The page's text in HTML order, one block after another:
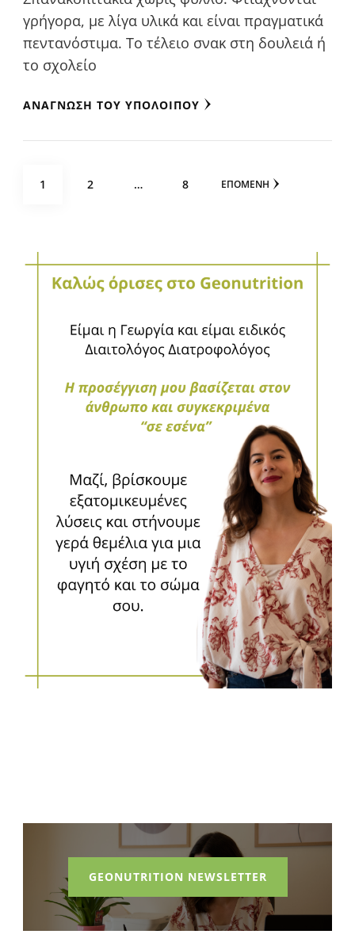
γρήγορα, με λίγα υλικά και είναι πραγματικά
πεντανόστιμα. Το τέλειο σνακ στη δουλειά ή
το σχολείο
ΑΝΆΓΝΩΣΗ ΤΟΥ ΥΠΟΛΟΊΠΟΥ
Σελιδοποίηση
ΣΕΛΊΔΑ
1 ΣΕΛΊΔΑ
2 … ΣΕΛΊΔΑ
8 ΕΠΌΜΕΝΗ
GEONUTRITION NEWSLETTER